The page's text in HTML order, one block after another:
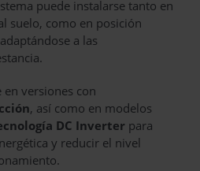
puede instalarse tanto en
suelo, como en posición
a las
en versiones con
, así como en modelos
DC Inverter para
y reducir el nivel